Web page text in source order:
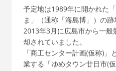
予定地は1989年に開かれた
ま」（通称「海島博」）の跡
2013年3月に広島市から一般
却されていました。
「商工センター計画(仮称)
業する「ゆめタウン廿日市(